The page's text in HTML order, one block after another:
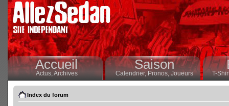
Accueil
Actus,Archives
Saison
Calendrier,Pronos, Joueurs T-
Index du forum